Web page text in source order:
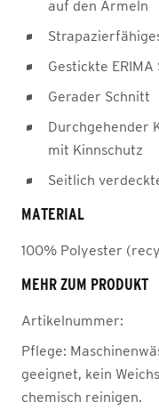
auf den Ärmeln
Gestickte ERIMA
Gerader Schnitt
Durchgehender
mit Kinnschutz
Seitlich
MATERIAL
100% Polyester
MEHR ZUM PRODUKT
Artikelnummer:
Pflege:
geeignet, kein
chemisch reinigen.